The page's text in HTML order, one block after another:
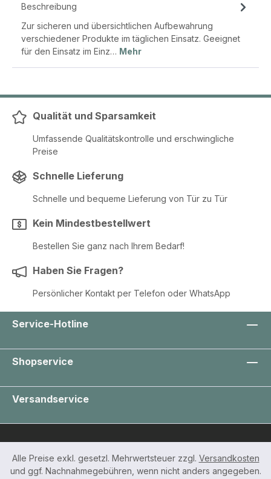
Beschreibung
Zur sicheren und übersichtlichen Aufbewahrung
verschiedener Produkte im täglichen Einsatz. Geeignet
für den Einsatz im Einz… Mehr
Qualität und Sparsamkeit
Umfassende Qualitätskontrolle und erschwingliche
Preise
Schnelle Lieferung
Schnelle und bequeme Lieferung von Tür zu Tür
Kein Mindestbestellwert
Bestellen Sie ganz nach Ihrem Bedarf!
Haben Sie Fragen?
Persönlicher Kontakt per Telefon oder WhatsApp
Service-Hotline
Shopservice
Versandservice
Alle Preise exkl. gesetzl. Mehrwertsteuer zzgl. Versandkosten
und ggf. Nachnahmegebühren, wenn nicht anders angegeben.